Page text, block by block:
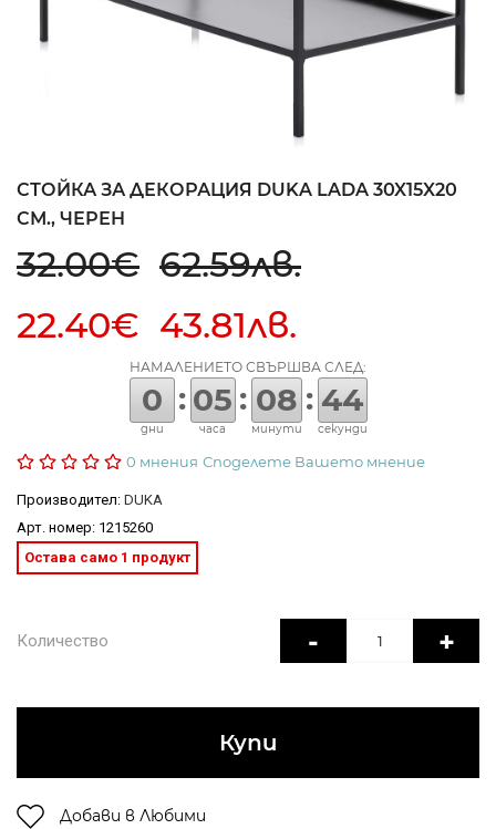
СТОЙКА ЗА ДЕКОРАЦИЯ DUKA LADA 30X15X20
СМ., ЧЕРЕН
32.00€ 62.59лв.
22.40€ 43.81лв.
НАМАЛЕНИЕТО СВЪРШВА СЛЕД:
0
дни
: 05
часа
: 08
минути
: 43
секунди
0 мнения Споделете Вашето мнение
Производител: DUKA
Арт. номер: 1215260
Остава само 1 продукт
Количество - +
Купи
Добави в Любими